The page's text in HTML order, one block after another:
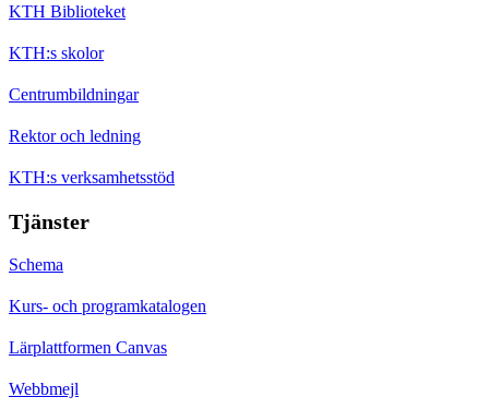
KTH Biblioteket
KTH:s skolor
Centrumbildningar
Rektor och ledning
KTH:s verksamhetsstöd
Tjänster
Schema
Kurs- och programkatalogen
Lärplattformen Canvas
Webbmejl